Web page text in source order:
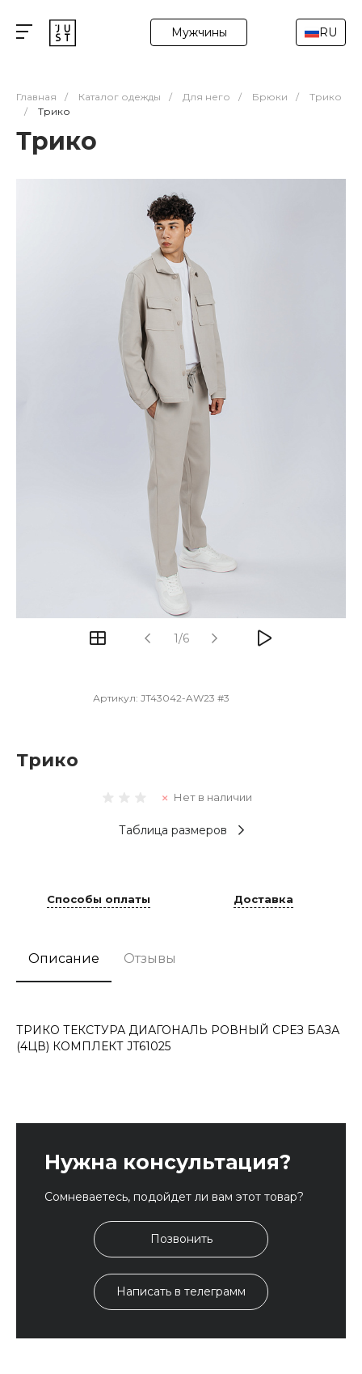
Мужчины RU
Главная / Каталог одежды / Для него / Брюки /
Трико
/
Трико
Трико
1/6
Артикул: JT43042-AW23 #3
Трико
Нет в наличии
Таблица размеров
Способы оплаты Доставка
Описание Отзывы
ТРИКО ТЕКСТУРА ДИАГОНАЛЬ РОВНЫЙ СРЕЗ БАЗА
(4ЦВ) КОМПЛЕКТ JT61025
Нужна консультация?
Сомневаетесь, подойдет ли вам этот товар?
Позвонить
Написать в телеграмм